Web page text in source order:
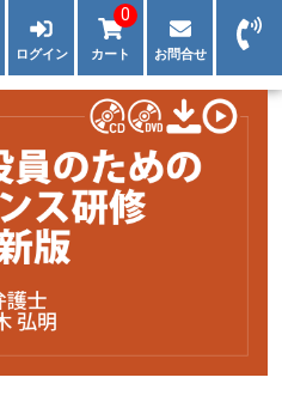
ログイン カート
0
お問合せ